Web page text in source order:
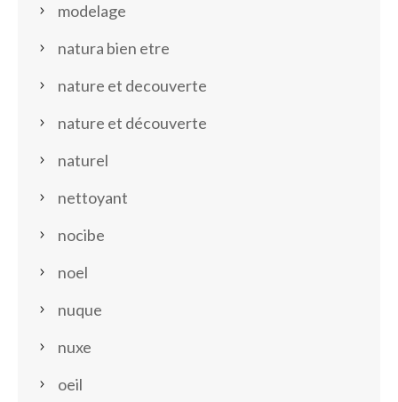
modelage
natura bien etre
nature et decouverte
nature et découverte
naturel
nettoyant
nocibe
noel
nuque
nuxe
oeil